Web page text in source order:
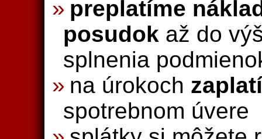
preplatíme
posudok až do
splnenia
na úrokoch
spotrebnom úvere